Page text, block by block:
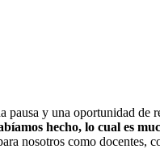
pausa y una oportunidad de
hecho, lo cual es
nosotros como docentes,